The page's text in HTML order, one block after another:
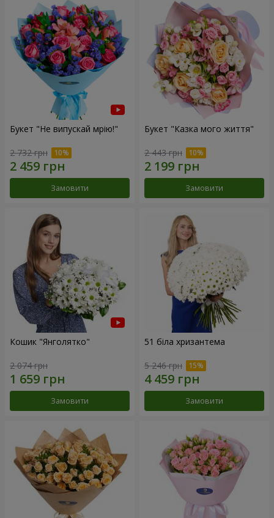
Букет "Не випускай мрію!"
2 732 грн
Замовити
Букет "Казка мого життя"
2 443 грн
Замовити
Кошик "Янголятко"
2 074 грн
Замовити
51 біла хризантема
5 246 грн
Замовити